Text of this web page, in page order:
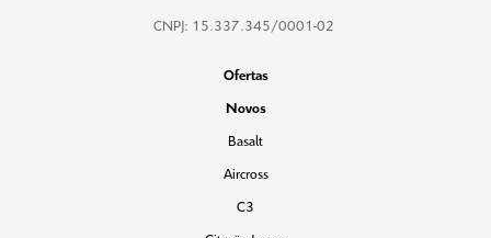
CNPJ: 15.337.345/0001-02
Ofertas
Novos
Basalt
Aircross
C3